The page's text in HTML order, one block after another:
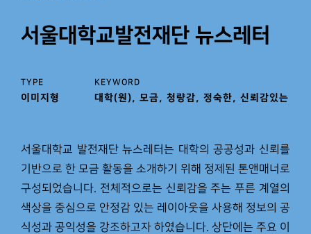
서울대학교발전재단 뉴스레터
TYPE
이미지형
KEYWORD
대학(원), 모금, 청량감, 정숙한, 신뢰감있는
서울대학교 발전재단 뉴스레터는 대학의 공공성과 신뢰를
기반으로 한 모금 활동을 소개하기 위해 정제된 톤앤매너로
구성되었습니다. 전체적으로는 신뢰감을 주는 푸른 계열의
색상을 중심으로 안정감 있는 레이아웃을 사용해 정보의 공
식성과 공익성을 강조하고자 하였습니다. 상단에는 주요 이